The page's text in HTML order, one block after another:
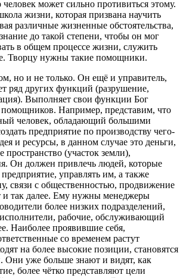
может сильно противиться этому.
жизни, которая призвана научить
различные жизненные обстоятельства,
до такой степени, чтобы он мог
в общем процессе жизни, служить
Творцу нужны такие помощники.
но и не только. Он ещё и управитель,
ряд других функций (разрушение,
Выполняет свои функции Бог
помощников. Например, представим, что
человек, обладающий большими
предприятие по производству чего-
и ресурсы, в данном случае это деньги,
пространство (участок земли),
Он должен привлечь людей, которые
предприятие, управлять им, а также
связи с общественностью, продвижение
и так далее. Ему нужны менеджеры
более низких подразделений,
рабочие, обслуживающий
Наиболее проявившие себя,
со временем растут
на более высокие позиции, становятся
Они уже больше знают и видят, как
более чётко представляют цели